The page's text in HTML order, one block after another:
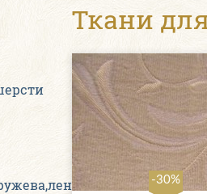
Ткани
-30%